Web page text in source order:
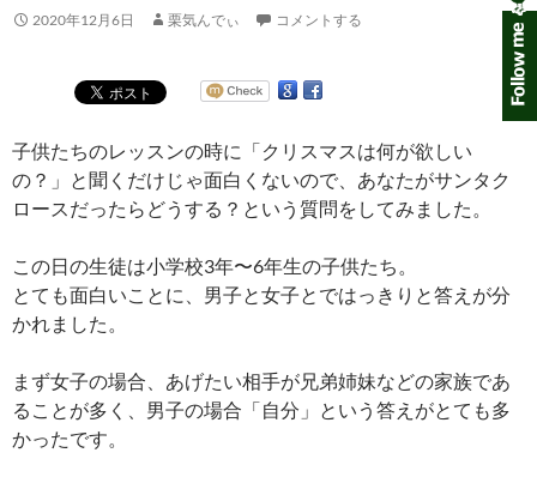
2020年12月6日 栗気んでぃ コメントする
子供たちのレッスンの時に「クリスマスは何が欲しい
の？」と聞くだけじゃ面白くないので、あなたがサンタク
ロースだったらどうする？という質問をしてみました。
この日の生徒は小学校3年〜6年生の子供たち。
とても面白いことに、男子と女子とではっきりと答えが分
かれました。
まず女子の場合、あげたい相手が兄弟姉妹などの家族であ
ることが多く、男子の場合「自分」という答えがとても多
かったです。